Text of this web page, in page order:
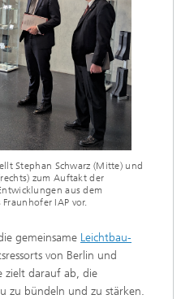
Stephan Schwarz (Mitte) und
zum Auftakt der
aus dem
Fraunhofer IAP vor.
gemeinsame Leichtbau-
von Berlin und
zielt darauf ab, die
zu bündeln und zu stärken.